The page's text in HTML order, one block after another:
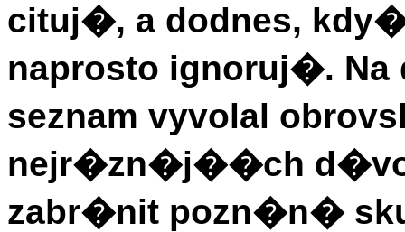
cituj�, a dodnes,
naprosto ignoruj�.
seznam vyvolal
nejr�zn�j��ch
zabr�nit pozn�n�